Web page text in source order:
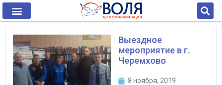
Выездное
мероприятие в г.
Черемхово
8 ноября, 2019